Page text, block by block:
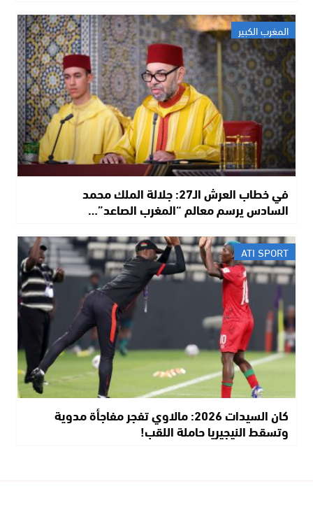
المغرب الكبير
في خطاب العرش الـ27: جلالة الملك محمد
السادس يرسم معالم “المغرب الصاعد”…
ATI SPORT
كان السيدات 2026: مالاوي تفجر مفاجأة مدوية
وتسقط النيجيريا حاملة اللقب!